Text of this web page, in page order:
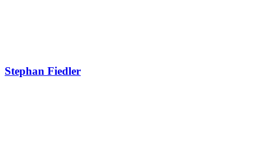
Stephan Fiedler